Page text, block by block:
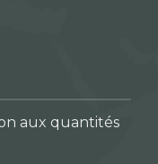
aux quantités